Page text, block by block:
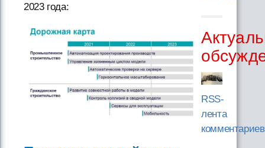
2023 года:
RSS-
лента
комментариев